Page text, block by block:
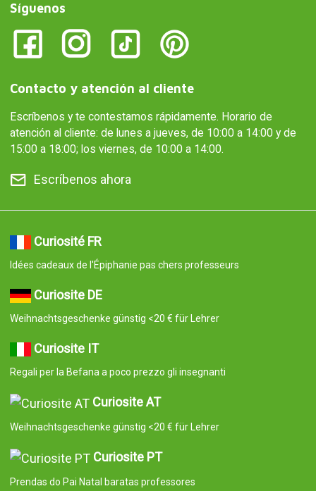
Síguenos
Contacto y atención al cliente
Escríbenos y te contestamos rápidamente. Horario de
atención al cliente: de lunes a jueves, de 10:00 a 14:00 y de
15:00 a 18:00; los viernes, de 10:00 a 14:00.
Escríbenos ahora
Curiosité FR
Idées cadeaux de l'Épiphanie pas chers professeurs
Curiosite DE
Weihnachtsgeschenke günstig <20 € für Lehrer
Curiosite IT
Regali per la Befana a poco prezzo gli insegnanti
Curiosite AT
Weihnachtsgeschenke günstig <20 € für Lehrer
Curiosite PT
Prendas do Pai Natal baratas professores